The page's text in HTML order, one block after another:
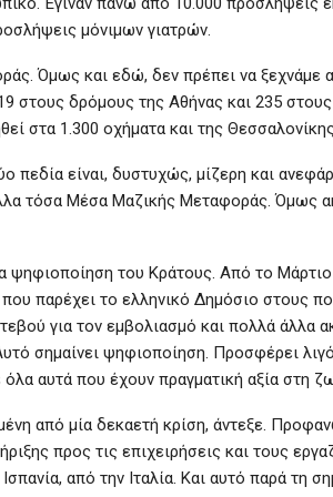
μόνιμων γιατρών.
Όμως και εδώ, δεν πρέπει να ξεχνάμε
στους δρόμους της Αθήνας και 235
στα 1.300 οχήματα και της
πεδία είναι, δυστυχώς, μίζερη και
τόσα Μέσα Μαζικής Μεταφοράς. Όμως
ψηφιοποίηση του Κράτους. Από το
παρέχει το ελληνικό Δημόσιο στους
για τον εμβολιασμό και πολλά άλλα
σημαίνει ψηφιοποίηση. Προσφέρει
αυτά που έχουν πραγματική αξία στη
από μία δεκαετή κρίση, άντεξε.
προς τις επιχειρήσεις και τους
από την Ιταλία. Και αυτό παρά τη